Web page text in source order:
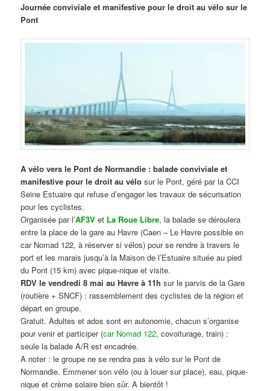
Journée conviviale et manifestive pour le droit au vélo sur le
Pont
A vélo vers le Pont de Normandie : balade conviviale et
manifestive pour le droit au vélo sur le Pont, géré par la CCI
Seine Estuaire qui refuse d’engager les travaux de sécurisation
pour les cyclistes.
Organisée par l’AF3V et La Roue Libre, la balade se déroulera
entre la place de la gare au Havre (Caen – Le Havre possible en
car Nomad 122, à réserver si vélos) pour se rendre à travers le
port et les marais jusqu’à la Maison de l’Estuaire située au pied
du Pont (15 km) avec pique-nique et visite.
RDV le vendredi 8 mai au Havre à 11h sur le parvis de la Gare
(routière + SNCF) : rassemblement des cyclistes de la région et
départ en groupe.
Gratuit. Adultes et ados sont en autonomie, chacun s’organise
pour venir et participer (car Nomad 122, covoiturage, train) :
seule la balade A/R est encadrée.
A noter : le groupe ne se rendra pas à vélo sur le Pont de
Normandie. Emmener son vélo (ou à louer sur place), eau, pique-
nique et crème solaire bien sûr. A bientôt !